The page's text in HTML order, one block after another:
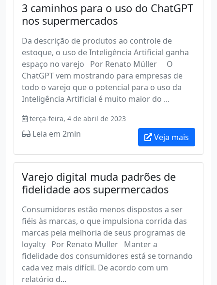
3 caminhos para o uso do ChatGPT
nos supermercados
Da descrição de produtos ao controle de
estoque, o uso de Inteligência Artificial ganha
espaço no varejo Por Renato Müller O
ChatGPT vem mostrando para empresas de
todo o varejo que o potencial para o uso da
Inteligência Artificial é muito maior do ...
terça-feira, 4 de abril de 2023
Leia em 2min Veja mais
Varejo digital muda padrões de
fidelidade aos supermercados
Consumidores estão menos dispostos a ser
fiéis às marcas, o que impulsiona corrida das
marcas pela melhoria de seus programas de
loyalty Por Renato Muller Manter a
fidelidade dos consumidores está se tornando
cada vez mais difícil. De acordo com um
relatório d...